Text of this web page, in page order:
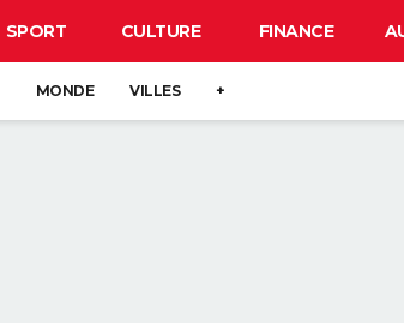
SPORT CULTURE FINANCE
MONDE VILLES +